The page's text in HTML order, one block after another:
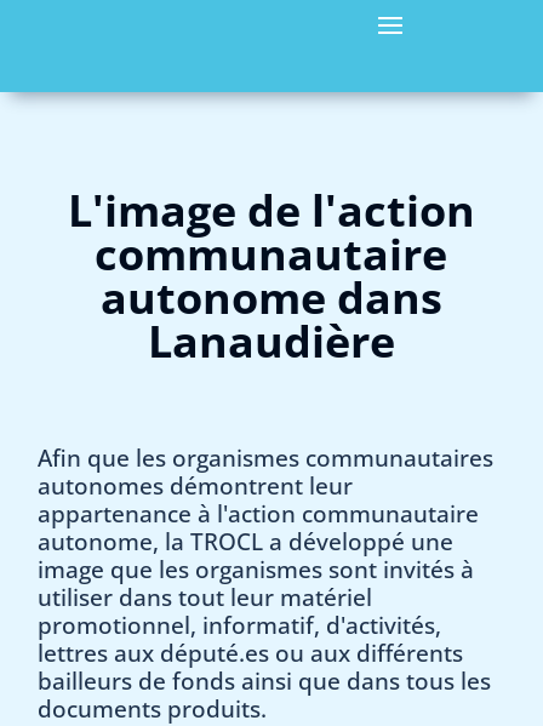
L'image de l'action
communautaire
autonome dans
Lanaudière
Afin que les organismes communautaires
autonomes démontrent leur
appartenance à l'action communautaire
autonome, la TROCL a développé une
image que les organismes sont invités à
utiliser dans tout leur matériel
promotionnel, informatif, d'activités,
lettres aux député.es ou aux différents
bailleurs de fonds ainsi que dans tous les
documents produits.